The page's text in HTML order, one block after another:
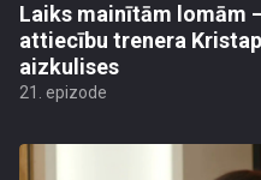
Laiks mainītām lomām
attiecību trenera
aizkulises
21. epizode